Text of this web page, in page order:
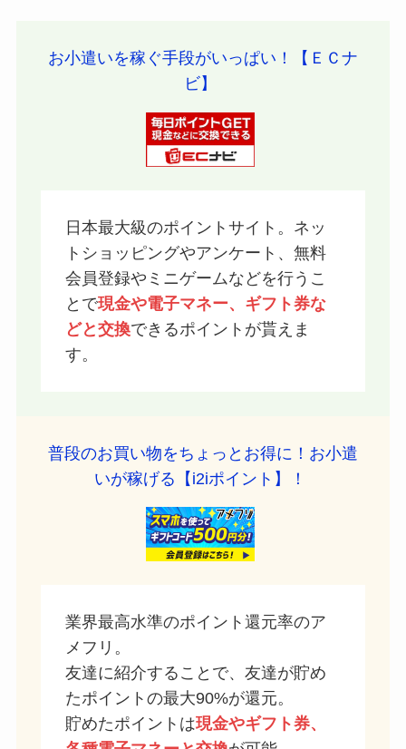
お小遣いを稼ぐ手段がいっぱい！【ＥＣナ
ビ】
日本最大級のポイントサイト。ネッ
トショッピングやアンケート、無料
会員登録やミニゲームなどを行うこ
とで現金や電子マネー、ギフト券な
どと交換できるポイントが貰えま
す。
普段のお買い物をちょっとお得に！お小遣
いが稼げる【i2iポイント】！
業界最高水準のポイント還元率のア
メフリ。
友達に紹介することで、友達が貯め
たポイントの最大90%が還元。
貯めたポイントは現金やギフト券、